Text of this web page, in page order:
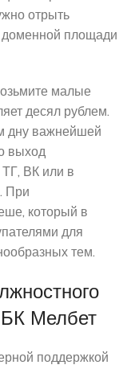
отрыть
доменной площади
малые
десял рублем.
дну важнейшей
выход
ТГ, ВК или в
При
который в
для
тем.
БК Мелбет
поддержкой